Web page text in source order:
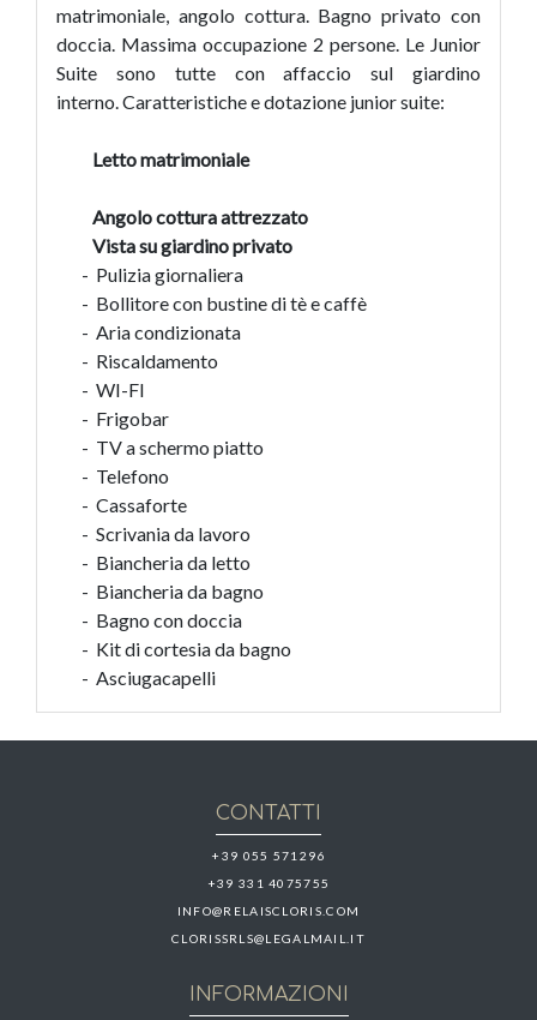
matrimoniale, angolo cottura. Bagno privato con
doccia. Massima occupazione 2 persone. Le Junior
Suite sono tutte con affaccio sul giardino
interno. Caratteristiche e dotazione junior suite:
Letto matrimoniale
Angolo cottura attrezzato
Vista su giardino privato
- Pulizia giornaliera
- Bollitore con bustine di tè e caffè
- Aria condizionata
- Riscaldamento
- WI-FI
- Frigobar
- TV a schermo piatto
- Telefono
- Cassaforte
- Scrivania da lavoro
- Biancheria da letto
- Biancheria da bagno
- Bagno con doccia
- Kit di cortesia da bagno
- Asciugacapelli
CONTATTI
+39 055 571296
+39 331 4075755
INFO@RELAISCLORIS.COM
CLORISSRLS@LEGALMAIL.IT
INFORMAZIONI